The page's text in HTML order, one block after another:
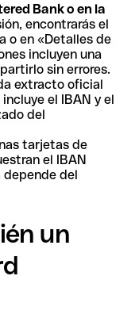
Bank o en la
encontrarás el
o en «Detalles de
incluyen una
sin errores.
extracto oficial
el IBAN y el
del
tarjetas de
el IBAN
depende del
un